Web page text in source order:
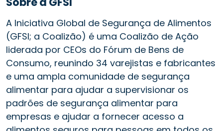
A Iniciativa Global de Segurança de Alimentos
(GFSI; a Coalizão) é uma Coalizão de Ação
liderada por CEOs do Fórum de Bens de
Consumo, reunindo 34 varejistas e fabricantes
e uma ampla comunidade de segurança
alimentar para ajudar a supervisionar os
padrões de segurança alimentar para
empresas e ajudar a fornecer acesso a